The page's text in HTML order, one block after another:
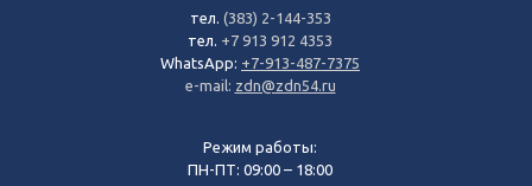
тел. (383) 2-144-353
тел. +7 913 912 4353
WhatsApp: +7-913-487-7375
e-mail: zdn@zdn54.ru
Режим работы:
ПН-ПТ: 09:00 – 18:00